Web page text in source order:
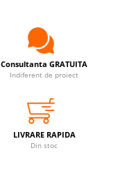
Consultanta GRATUITA
Indiferent de proiect
LIVRARE RAPIDA
Din stoc